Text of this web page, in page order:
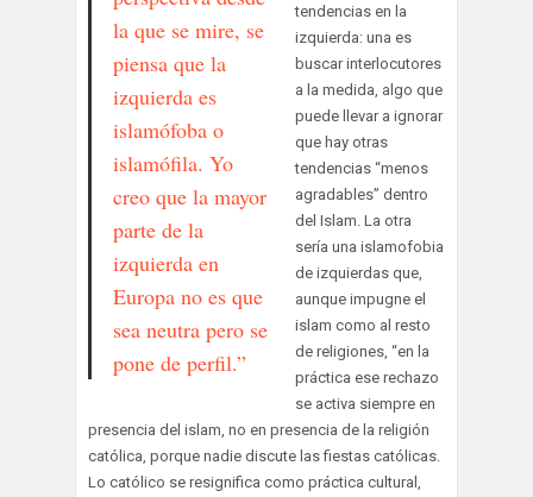
la que se mire, se
piensa que la
izquierda es
islamófoba o
islamófila. Yo
creo que la mayor
parte de la
izquierda en
Europa no es que
sea neutra pero se
pone de perfil.”
tendencias en la
izquierda: una es
buscar interlocutores
a la medida, algo que
puede llevar a ignorar
que hay otras
tendencias “menos
agradables” dentro
del Islam. La otra
sería una islamofobia
de izquierdas que,
aunque impugne el
islam como al resto
de religiones, “en la
práctica ese rechazo
se activa siempre en
presencia del islam, no en presencia de la religión
católica, porque nadie discute las fiestas católicas.
Lo católico se resignifica como práctica cultural,